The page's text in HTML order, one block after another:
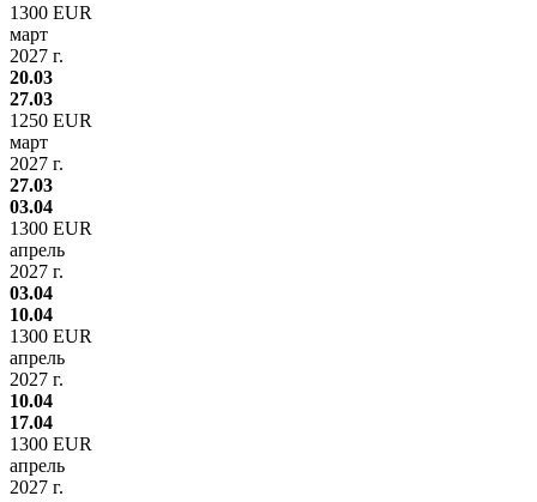
1300 EUR
март
2027 г.
20.03
27.03
1250 EUR
март
2027 г.
27.03
03.04
1300 EUR
апрель
2027 г.
03.04
10.04
1300 EUR
апрель
2027 г.
10.04
17.04
1300 EUR
апрель
2027 г.